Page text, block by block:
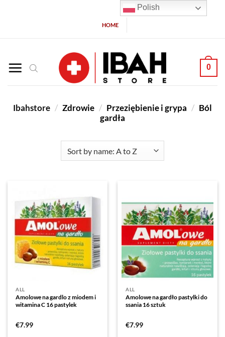
HOME
0
Ibahstore / Zdrowie / Przeziębienie i grypa / Ból
gardła
ALL
Amolowe na gardlo z miodem i
witamina C 16 pastylek
€7.99
ALL
Amolowe na gardło pastylki do
ssania 16 sztuk
€7.99
Polish